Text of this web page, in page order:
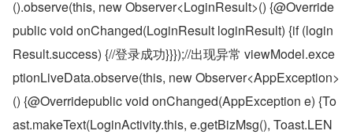
().observe(this, new Observer<LoginResult>() {@Override
public void onChanged(LoginResult loginResult) {if (login
Result.success) {//登录成功}}});//出现异常 viewModel.exce
ptionLiveData.observe(this, new Observer<AppException>
() {@Overridepublic void onChanged(AppException e) {To
ast.makeText(LoginActivity.this, e.getBizMsg(), Toast.LEN